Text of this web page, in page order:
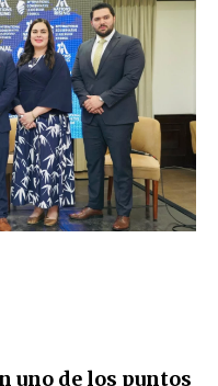
uno de los puntos